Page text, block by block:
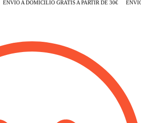
ENVÍO A DOMICILIO GRATIS A PARTIR DE 30€ ENVÍO